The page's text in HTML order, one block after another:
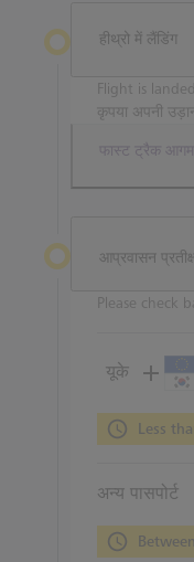
हीथ्रो में लैंडिंग
Flight is
कृपया अपनी
फास्ट ट्रैक
आप्रवासन
Please check
यूके
Less
अन्य पासपोर्ट